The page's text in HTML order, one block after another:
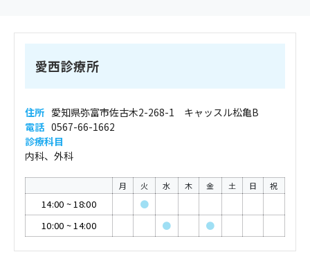
愛西診療所
住所 愛知県弥富市佐古木2-268-1 キャッスル松亀B
電話 0567-66-1662
診療科目
内科、外科
月 火 水 木 金 土 日 祝
14:00 ~18:00
●
10:00 ~14:00 ● ●